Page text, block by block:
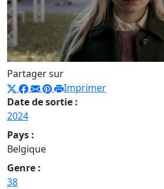
Partager sur
Imprimer
Date de sortie :
2024
Pays :
Belgique
Genre :
38